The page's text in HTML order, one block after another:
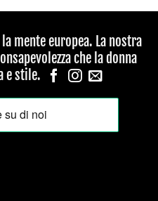
mente europea. La nostra
che la donna
e stile.